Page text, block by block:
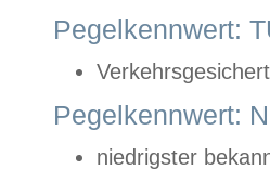
Pegelkennwert:
Pegelkennwert:
niedrigster